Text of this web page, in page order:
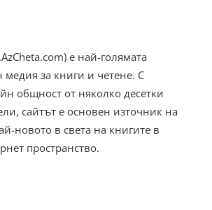
е най-голямата
медия за книги и четене. С
общност от няколко десетки
сайтът е основен източник на
новото в света на книгите в
пространство.